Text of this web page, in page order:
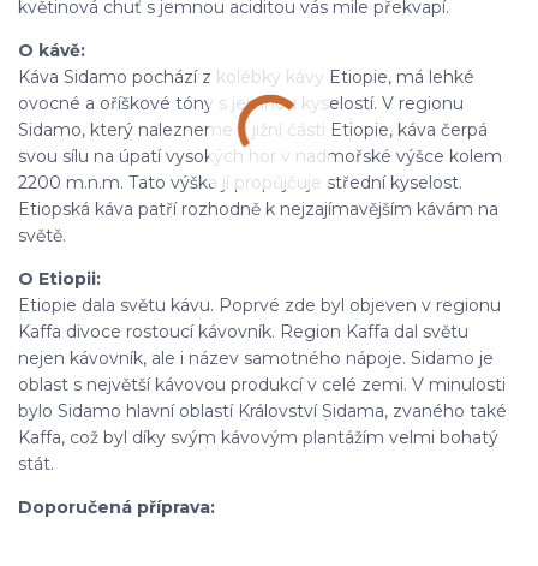
květinová chuť s jemnou aciditou vás mile překvapí.
O kávě:
Káva Sidamo pochází z kolébky kávy Etiopie, má lehké
ovocné a oříškové tóny s jemnou kyselostí. V regionu
Sidamo, který nalezneme v jižní části Etiopie, káva čerpá
svou sílu na úpatí vysokých hor v nadmořské výšce kolem
2200 m.n.m. Tato výška jí propůjčuje střední kyselost.
Etiopská káva patří rozhodně k nejzajímavějším kávám na
světě.
O Etiopii:
Etiopie dala světu kávu. Poprvé zde byl objeven v regionu
Kaffa divoce rostoucí kávovník. Region Kaffa dal světu
nejen kávovník, ale i název samotného nápoje. Sidamo je
oblast s největší kávovou produkcí v celé zemi. V minulosti
bylo Sidamo hlavní oblastí Království Sidama, zvaného také
Kaffa, což byl díky svým kávovým plantážím velmi bohatý
stát.
Doporučená příprava: